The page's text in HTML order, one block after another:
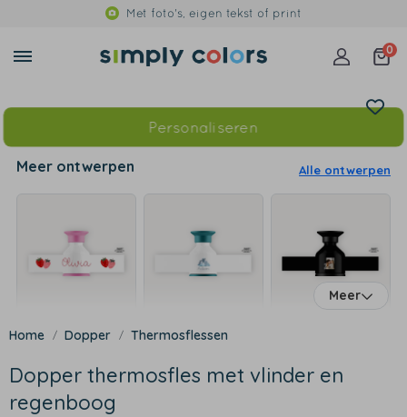
Met foto's, eigen tekst of print
0
Personaliseren
Meer ontwerpen Alle ontwerpen
Meer
Dopper Thermosflessen
Dopper thermosfles met vlinder en
regenboog